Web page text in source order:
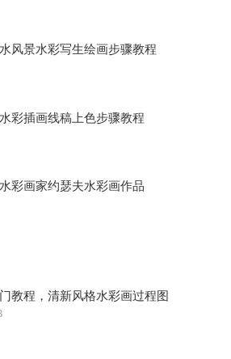
风景水彩写生绘画步骤教程
彩插画线稿上色步骤教程
彩画家约瑟夫水彩画作品
教程，清新风格水彩画过程图